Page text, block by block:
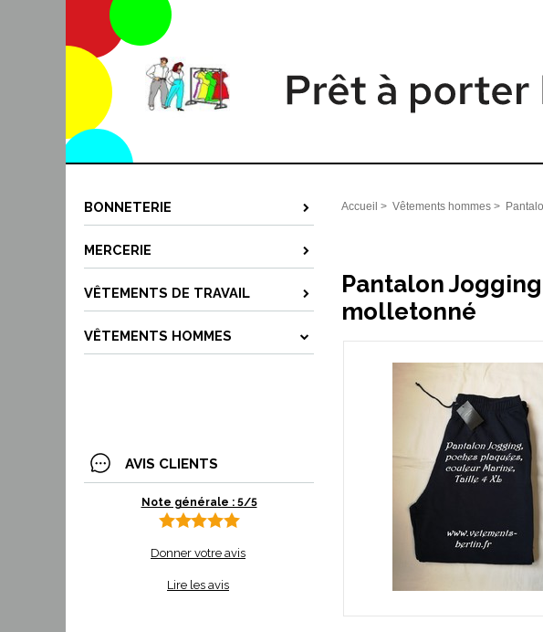
BONNETERIE
MERCERIE
VÊTEMENTS DE TRAVAIL
VÊTEMENTS HOMMES
AVIS CLIENTS
Note générale : 5/5
Donner votre avis
Lire les avis
Accueil > Vêtements hommes >
Pantalon
molletonné